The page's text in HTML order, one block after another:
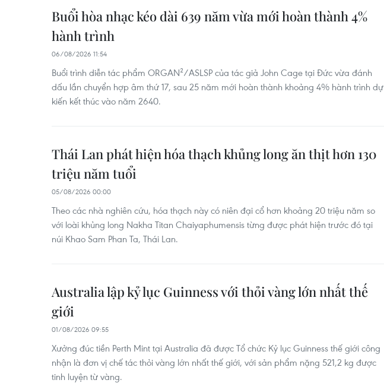
Buổi hòa nhạc kéo dài 639 năm vừa mới hoàn thành 4%
hành trình
06/08/2026 11:54
Buổi trình diễn tác phẩm ORGAN²/ASLSP của tác giả John Cage tại Đức vừa đánh
dấu lần chuyển hợp âm thứ 17, sau 25 năm mới hoàn thành khoảng 4% hành trình dự
kiến kết thúc vào năm 2640.
Thái Lan phát hiện hóa thạch khủng long ăn thịt hơn 130
triệu năm tuổi
05/08/2026 00:00
Theo các nhà nghiên cứu, hóa thạch này có niên đại cổ hơn khoảng 20 triệu năm so
với loài khủng long Nakha Titan Chaiyaphumensis từng được phát hiện trước đó tại
núi Khao Sam Phan Ta, Thái Lan.
Australia lập kỷ lục Guinness với thỏi vàng lớn nhất thế
giới
01/08/2026 09:55
Xưởng đúc tiền Perth Mint tại Australia đã được Tổ chức Kỷ lục Guinness thế giới công
nhận là đơn vị chế tác thỏi vàng lớn nhất thế giới, với sản phẩm nặng 521,2 kg được
tinh luyện từ vàng.